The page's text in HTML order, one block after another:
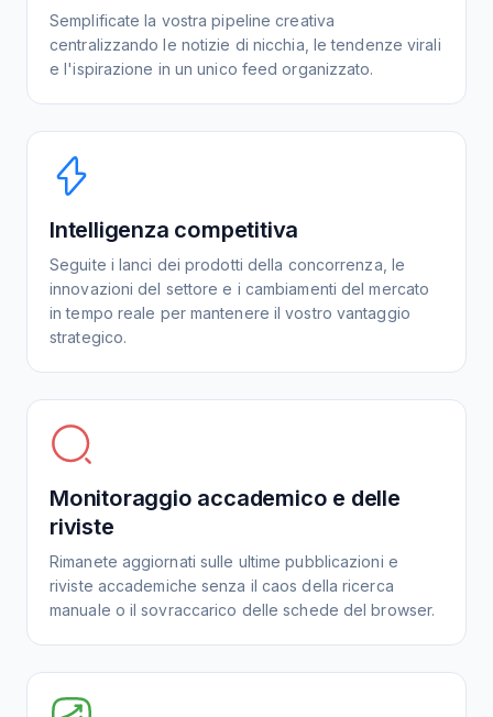
Semplificate la vostra pipeline creativa
centralizzando le notizie di nicchia, le tendenze virali
e l'ispirazione in un unico feed organizzato.
Intelligenza competitiva
Seguite i lanci dei prodotti della concorrenza, le
innovazioni del settore e i cambiamenti del mercato
in tempo reale per mantenere il vostro vantaggio
strategico.
Monitoraggio accademico e delle
riviste
Rimanete aggiornati sulle ultime pubblicazioni e
riviste accademiche senza il caos della ricerca
manuale o il sovraccarico delle schede del browser.